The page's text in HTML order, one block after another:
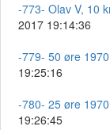
-773- Olav V, 10
2017 19:14:36
-779- 50 øre
19:25:16
-780- 25 øre
19:26:45